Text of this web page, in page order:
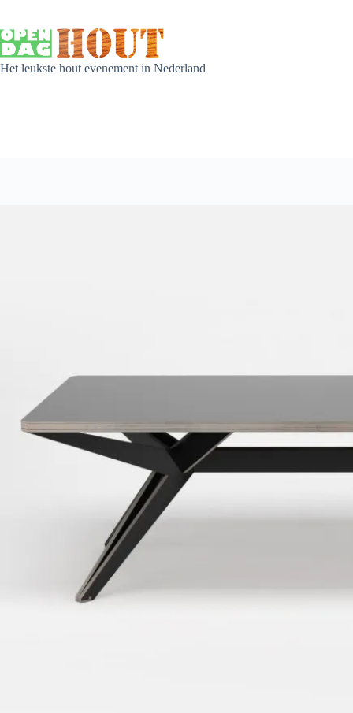
Het leukste hout evenement in Nederland